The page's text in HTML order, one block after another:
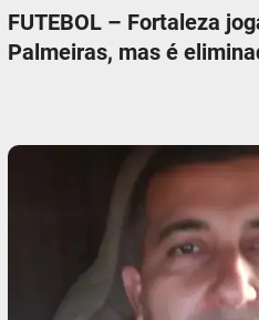
FUTEBOL – Fortaleza
Palmeiras, mas é